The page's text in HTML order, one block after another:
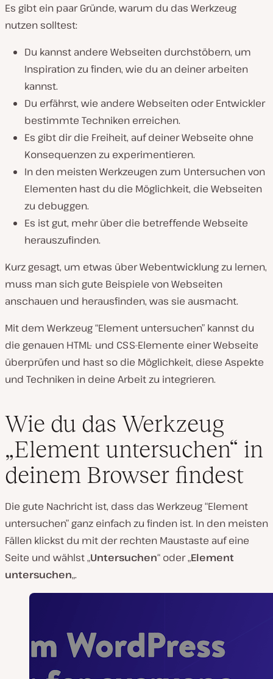
Es gibt ein paar Gründe, warum du das Werkzeug
nutzen solltest:
Du kannst andere Webseiten durchstöbern, um
Inspiration zu finden, wie du an deiner arbeiten
kannst.
Du erfährst, wie andere Webseiten oder Entwickler
bestimmte Techniken erreichen.
Es gibt dir die Freiheit, auf deiner Webseite ohne
Konsequenzen zu experimentieren.
In den meisten Werkzeugen zum Untersuchen von
Elementen hast du die Möglichkeit, die Webseiten
zu debuggen.
Es ist gut, mehr über die betreffende Webseite
herauszufinden.
Kurz gesagt, um etwas über Webentwicklung zu lernen,
muss man sich gute Beispiele von Webseiten
anschauen und herausfinden, was sie ausmacht.
Mit dem Werkzeug “Element untersuchen” kannst du
die genauen HTML- und CSS-Elemente einer Webseite
überprüfen und hast so die Möglichkeit, diese Aspekte
und Techniken in deine Arbeit zu integrieren.
Wie du das Werkzeug
„Element untersuchen“ in
deinem Browser findest
Die gute Nachricht ist, dass das Werkzeug “Element
untersuchen” ganz einfach zu finden ist. In den meisten
Fällen klickst du mit der rechten Maustaste auf eine
Seite und wählst „Untersuchen“ oder „Element
untersuchen„.